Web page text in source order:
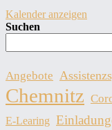
Kalender anzeigen
Suchen
Angebote
Chemnitz
E-Learing